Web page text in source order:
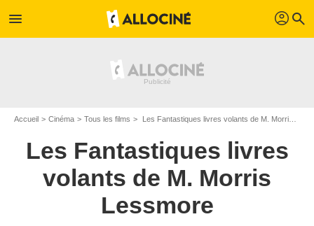
menu profil search
Accueil Cinéma Tous les films Les Fantastiques livres volants de M. Morris Lessmore
Les Fantastiques livres
volants de M. Morris
Lessmore